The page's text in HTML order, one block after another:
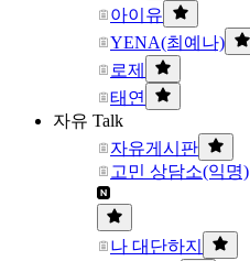
아이유
YENA(최예나)
로제
태연
자유 Talk
자유게시판
고민 상담소(익명)
나 대단하지